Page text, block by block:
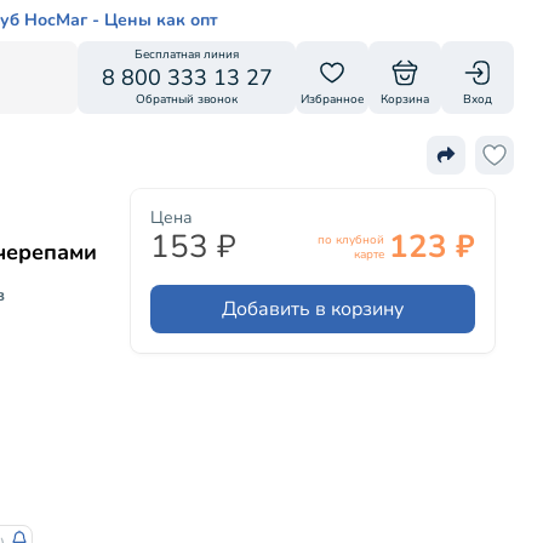
НосМаг - Цены как опт
Бесплатная линия
8 800 333 13 27
Обратный звонок Избранное Корзина Вход
Цена
153 ₽
по клубной
карте 123 ₽
Добавить в корзину